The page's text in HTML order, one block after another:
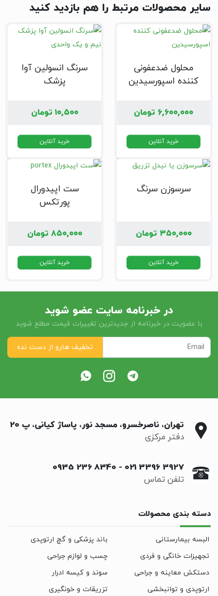
سایر محصولات مرتبط را هم بازدید کنید
محلول ضدعفونی
کننده اسپورسیدین
۶,۶۰۰,۰۰۰ تومان
خرید آنلاین
سرنگ انسولین آوا
پزشک
۱۰,۵۰۰ تومان
خرید آنلاین
سرسوزن سرنگ
۳۵۰,۰۰۰ تومان
خرید آنلاین
ست اپیدورال
پورتکس
۸۵۰,۰۰۰ تومان
خرید آنلاین
در خبرنامه سایت عضو شوید
با عضویت در خبرنامه از جدیدترین تغییرات قیمت مطلع شوید
تهران، ناصرخسرو، مسجد نور، پاساژ کیانی، پ 20
دفتر مرکزی
021 3396 3927
-
0935 236 8340
تلفن تماس
دسته بندی محصولات
البسه بیمارستانی
باند پزشکی و گچ ارتوپدی
تجهیزات خانگی و فردی
چسب و لوازم جراحی
دستکش معاینه و جراحی
سوند و کیسه ادرار
ارتوپدی و توانبخشی
تزریقات و خونگیری